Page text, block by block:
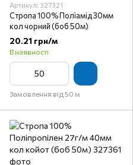
Артикул: 327321
Стропа 100% Поліамід 30мм
кол чорний (боб 50м)
20.21 грн/м
В наявності
Замовлення від 50 м